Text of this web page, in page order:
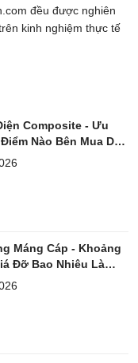
đều được nghiên
kinh nghiệm thực tế
Composite - Ưu
Nào Bên Mua Dễ
Máng Cáp - Khoảng
Đỡ Bao Nhiêu Là